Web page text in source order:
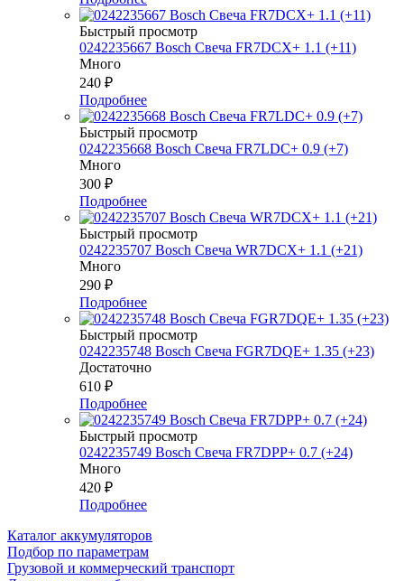
Быстрый просмотр
0242235667 Bosch Свеча FR7DCX+ 1.1 (+11)
Много
240 ₽
Подробнее
Быстрый просмотр
0242235668 Bosch Свеча FR7LDC+ 0.9 (+7)
Много
300 ₽
Подробнее
Быстрый просмотр
0242235707 Bosch Свеча WR7DCX+ 1.1 (+21)
Много
290 ₽
Подробнее
Быстрый просмотр
0242235748 Bosch Свеча FGR7DQE+ 1.35 (+23)
Достаточно
610 ₽
Подробнее
Быстрый просмотр
0242235749 Bosch Свеча FR7DPP+ 0.7 (+24)
Много
420 ₽
Подробнее
Каталог аккумуляторов
Подбор по параметрам
Грузовой и коммерческий транспорт